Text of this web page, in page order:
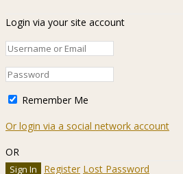
Login via your site account
Remember Me
Or login via a social network account
OR
Register Lost Password